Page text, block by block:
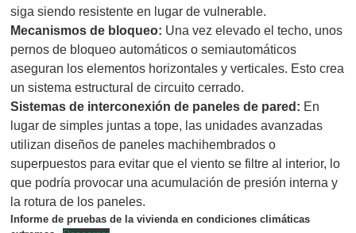
siga siendo resistente en lugar de vulnerable.
Mecanismos de bloqueo: Una vez elevado el techo, unos
pernos de bloqueo automáticos o semiautomáticos
aseguran los elementos horizontales y verticales. Esto crea
un sistema estructural de circuito cerrado.
Sistemas de interconexión de paneles de pared: En
lugar de simples juntas a tope, las unidades avanzadas
utilizan diseños de paneles machihembrados o
superpuestos para evitar que el viento se filtre al interior, lo
que podría provocar una acumulación de presión interna y
la rotura de los paneles.
Informe de pruebas de la vivienda en condiciones climáticas